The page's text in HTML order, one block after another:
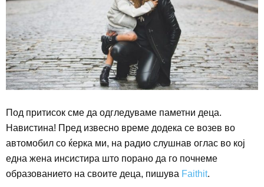
Под притисок сме да одгледуваме паметни деца.
Навистина! Пред извесно време додека се возев во
автомобил со ќерка ми, на радио слушнав оглас во кој
една жена инсистира што порано да го почнеме
образованието на своите деца, пишува Faithit.